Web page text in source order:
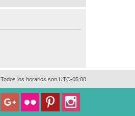
Todos los horarios son UTC-05:00